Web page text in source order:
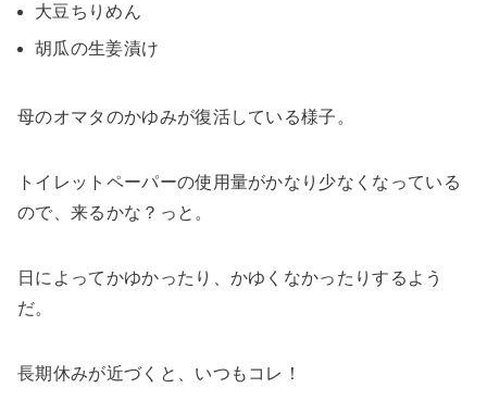
大豆ちりめん
胡瓜の生姜漬け
母のオマタのかゆみが復活している様子。
トイレットペーパーの使用量がかなり少なくなっている
ので、来るかな？っと。
日によってかゆかったり、かゆくなかったりするよう
だ。
長期休みが近づくと、いつもコレ！